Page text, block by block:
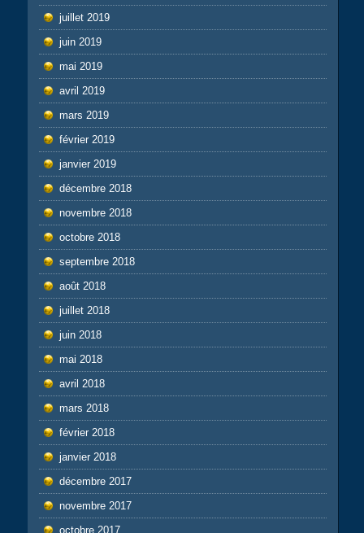
juillet 2019
juin 2019
mai 2019
avril 2019
mars 2019
février 2019
janvier 2019
décembre 2018
novembre 2018
octobre 2018
septembre 2018
août 2018
juillet 2018
juin 2018
mai 2018
avril 2018
mars 2018
février 2018
janvier 2018
décembre 2017
novembre 2017
octobre 2017